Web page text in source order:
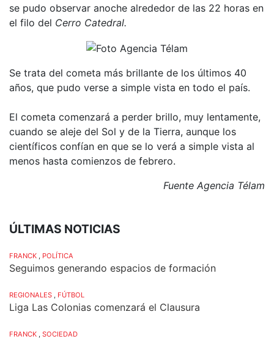
se pudo observar anoche alrededor de las 22 horas en
el filo del Cerro Catedral.
Se trata del cometa más brillante de los últimos 40
años, que pudo verse a simple vista en todo el país.
El cometa comenzará a perder brillo, muy lentamente,
cuando se aleje del Sol y de la Tierra, aunque los
científicos confían en que se lo verá a simple vista al
menos hasta comienzos de febrero.
Fuente Agencia Télam
ÚLTIMAS NOTICIAS
FRANCK POLÍTICA
Seguimos generando espacios de formación
REGIONALES FÚTBOL
Liga Las Colonias comenzará el Clausura
FRANCK SOCIEDAD